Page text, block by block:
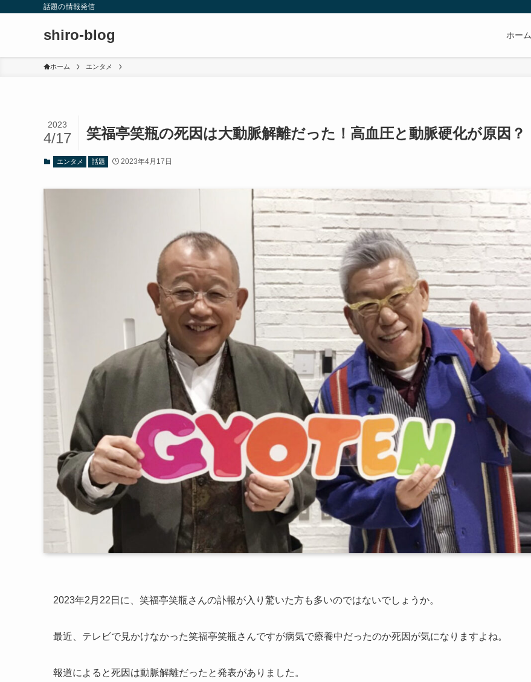
話題の情報発信
shiro-blog ホーム
ホーム エンタメ
笑福亭笑瓶の死因は大動脈解離だった！高血圧と動脈硬化が原因？
2023
4/17
エンタメ 話題 2023年4月17日
2023年2月22日に、笑福亭笑瓶さんの訃報が入り驚いた方も多いのではないでしょうか。
最近、テレビで見かけなかった笑福亭笑瓶さんですが病気で療養中だったのか死因が気になりますよね。
報道によると死因は動脈解離だったと発表がありました。